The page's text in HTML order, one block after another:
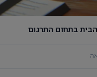
בתחום התרגום